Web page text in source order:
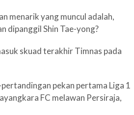
menarik yang muncul adalah,
dipanggil Shin Tae-yong?
skuad terakhir Timnas pada
pekan pertama Liga 1
FC melawan Persiraja,